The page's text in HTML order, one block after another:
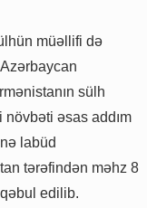
müəllifi də
sülh
əsas addım
labüd
tərəfindən məhz 8
edilib.